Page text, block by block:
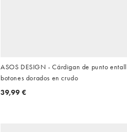
ASOS DESIGN - Cárdigan de punto
botones dorados en crudo
39,99 €